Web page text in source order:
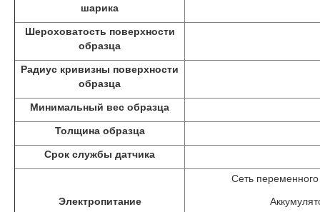
шарика
Шероховатость поверхности
образца
Радиус кривизны поверхности
образца
Минимальный вес образца
Толщина образца
Срок службы датчика
Электропитание
Сеть